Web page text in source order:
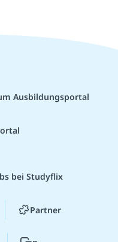
Ausbildungsportal
bei Studyflix
Partner